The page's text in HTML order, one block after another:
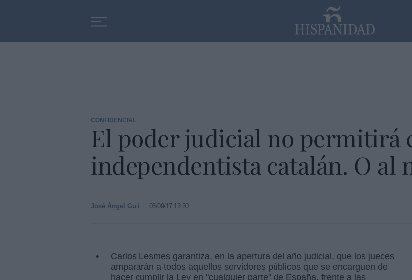
CONFIDENCIAL
El poder judicial no permitirá
independentista catalán. O al
José Ángel Guti 05/09/17 13:30
Carlos Lesmes garantiza, en la apertura del año judicial, que los jueces
ampararán a todos aquellos servidores públicos que se encarguen de
hacer cumplir la Ley en "cualquier parte" de España, frente a las